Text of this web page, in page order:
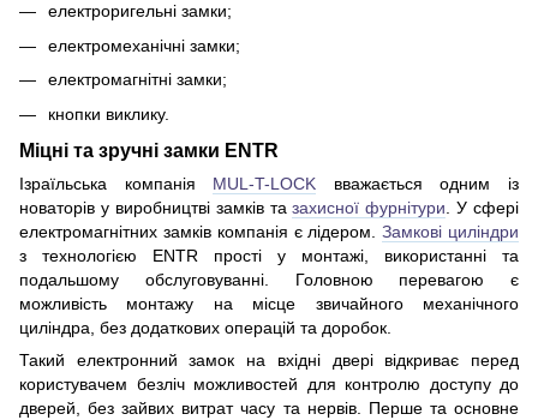
електроригельні замки;
електромеханічні замки;
електромагнітні замки;
кнопки виклику.
Міцні та зручні замки ENTR
Ізраїльська компанія MUL-T-LOCK вважається одним із
новаторів у виробництві замків тазахисної фурнітури. У сфері
електромагнітних замків компанія є лідером.Замкові циліндри
з технологією ENTR прості у монтажі, використанні та
подальшому обслуговуванні. Головною перевагою є
можливість монтажу на місце звичайного механічного
циліндра, без додаткових операцій та доробок.
Такий електронний замок на вхідні двері відкриває перед
користувачем безліч можливостей для контролю доступу до
дверей, без зайвих витрат часу та нервів. Перше та основне